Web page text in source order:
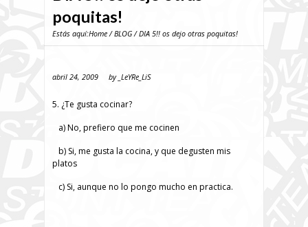
poquitas!
Estás aquí:Home/BLOG/ DIA 5!! os dejo otras poquitas!
abril 24, 2009 by _LeYRe_LiS
5. ¿Te gusta cocinar?
a) No, prefiero que me cocinen
b) Si, me gusta la cocina, y que degusten mis
platos
c) Si, aunque no lo pongo mucho en practica.